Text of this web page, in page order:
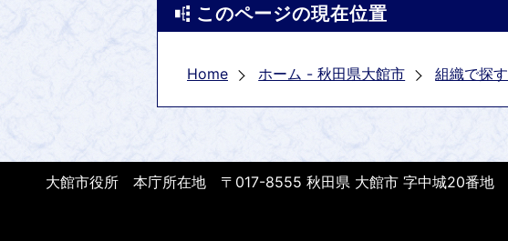
このページの現在位置
Home ホーム - 秋田県大館市 組織で探す
大館市役所 本庁所在地 〒017-8555 秋田県 大館市 字中城20番地